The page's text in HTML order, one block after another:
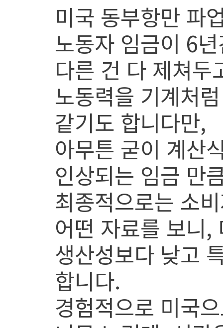
미국 동부항만 파
노동자 임금이 6
다른 건 다 제쳐
노동력을 기계처
같기도 합니다만,
아무튼 굳이 계산
인상되는 임금 만
최종적으로는 소
어떤 자료를 보니,
생산성보다 낮고
합니다.
경험적으로 미국